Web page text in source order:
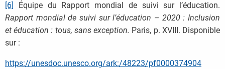
[6]
Équipe du Rapport mondial de suivi sur l’éducation.
Rapport mondial de suivi sur l’éducation – 2020 : Inclusion
et éducation : tous, sans exception. Paris, p. XVIII. Disponible
sur :
https://unesdoc.unesco.org/ark:/48223/pf0000374904